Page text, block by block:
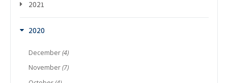
2021
2020
December(4)
November(7)